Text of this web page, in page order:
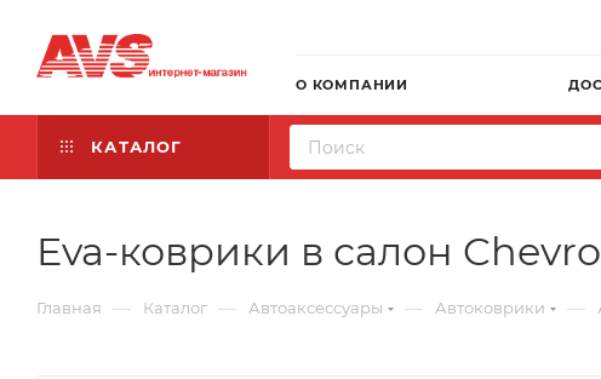
О КОМПАНИИ
КАТАЛОГ
Eva-коврики в салон
Главная — Каталог — Автоаксессуары — Автоковрики —